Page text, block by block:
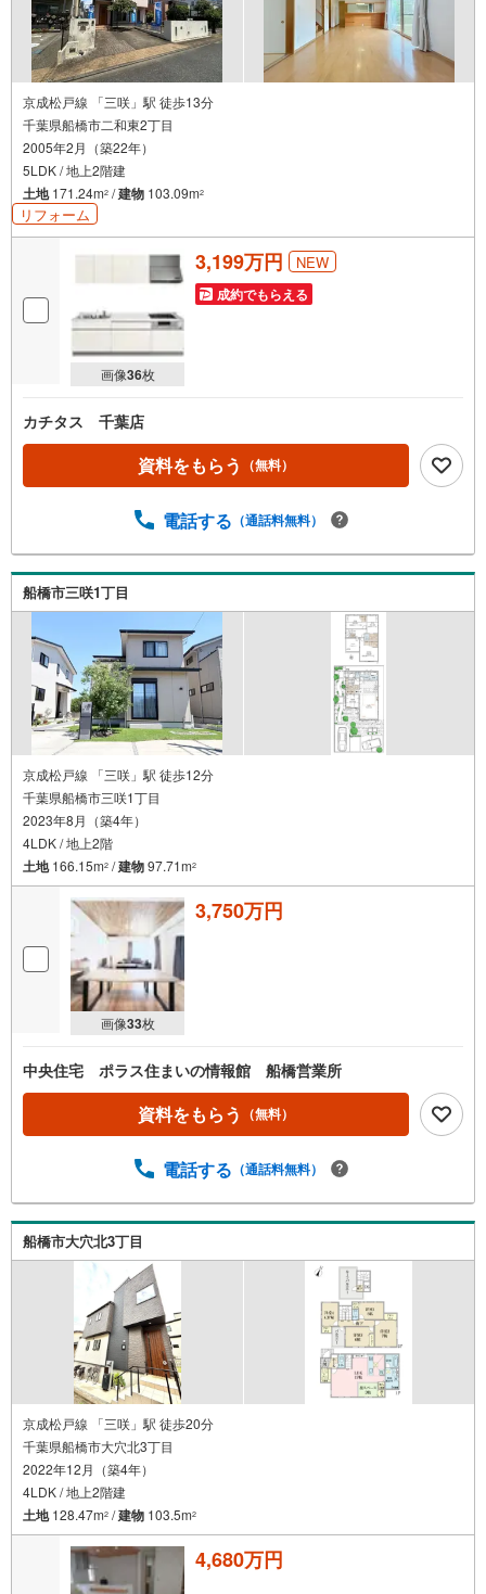
受
け
取
る
・
条
件
イ
ペ
る
京成松戸線 「三咲」駅 徒歩13分
千葉県船橋市二和東2丁目
2005年2月（築22年）
5LDK / 地上2階建
土地171.24m2 /建物 103.09m2
リフォーム
画像36枚
3,199万円 NEW
成約でもらえる
カチタス 千葉店
資料をもらう （無料）
電話する （通話料無料）
船橋市三咲1丁目
京成松戸線 「三咲」駅 徒歩12分
千葉県船橋市三咲1丁目
2023年8月（築4年）
4LDK / 地上2階
土地166.15m2 /建物97.71m2
画像33枚
3,750万円
中央住宅 ポラス住まいの情報館 船橋営業所
資料をもらう （無料）
電話する （通話料無料）
船橋市大穴北3丁目
京成松戸線 「三咲」駅 徒歩20分
千葉県船橋市大穴北3丁目
2022年12月（築4年）
4LDK / 地上2階建
土地128.47m2 /建物 103.5m2
4,680万円